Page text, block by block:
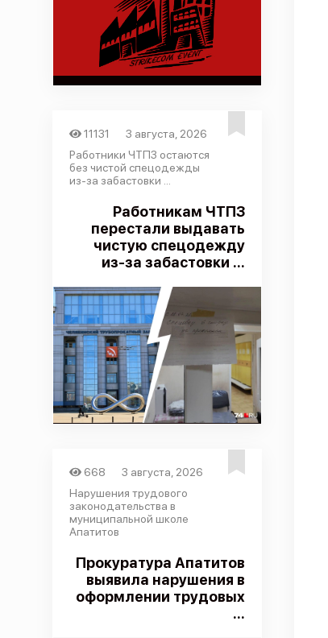
11131
3 августа, 2026
Работники ЧТПЗ остаются
без чистой спецодежды
из-за забастовки ...
Работникам ЧТПЗ
перестали выдавать
чистую спецодежду
из-за забастовки ...
668
3 августа, 2026
Нарушения трудового
законодательства в
муниципальной школе
Апатитов
Прокуратура Апатитов
выявила нарушения в
оформлении трудовых
...